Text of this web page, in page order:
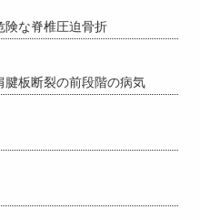
険な脊椎圧迫骨折
腱板断裂の前段階の病気